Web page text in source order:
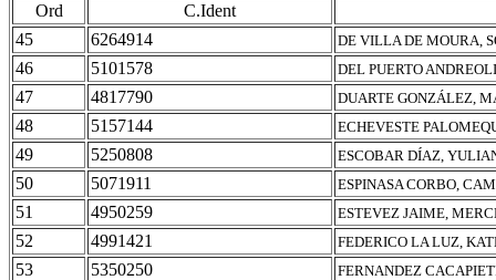
Ord
C.Ident
45
6264914 DE VILLA DE MOURA,
46 5101578 DEL PUERTO
47 4817790 DUARTE GONZÁLEZ,
48 5157144 ECHEVESTE
49 5250808 ESCOBAR DÍAZ,
50 5071911 ESPINASA CORBO,
51 4950259 ESTEVEZ JAIME,
52 4991421 FEDERICO LA LUZ,
53 5350250 FERNANDEZ